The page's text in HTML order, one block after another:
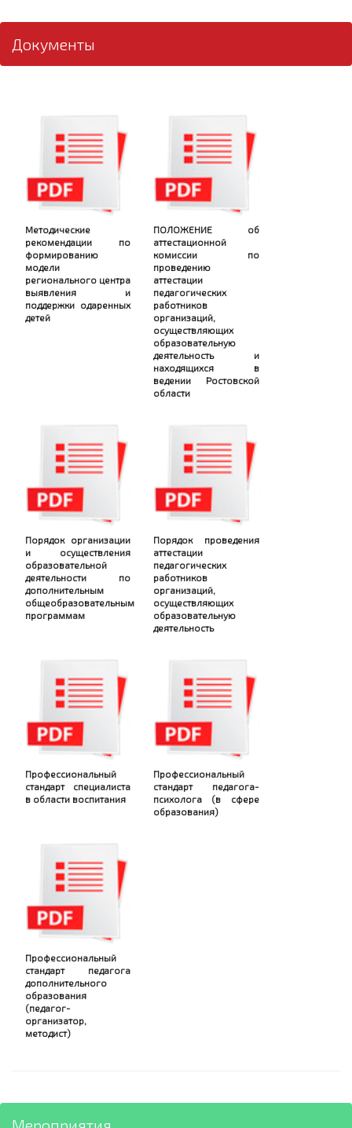
Документы
Методические
рекомендации по
формированию
модели
регионального центра
выявления и
поддержки одаренных
детей
ПОЛОЖЕНИЕ об
аттестационной
комиссии по
проведению
аттестации
педагогических
работников
организаций,
осуществляющих
образовательную
деятельность и
находящихся в
ведении Ростовской
области
Порядок организации
и осуществления
образовательной
деятельности по
дополнительным
общеобразовательным
программам
Порядок проведения
аттестации
педагогических
работников
организаций,
осуществляющих
образовательную
деятельность
Профессиональный
стандарт специалиста
в области воспитания
Профессиональный
стандарт педагога-
психолога (в сфере
образования)
Профессиональный
стандарт педагога
дополнительного
образования
(педагог-
организатор,
методист)